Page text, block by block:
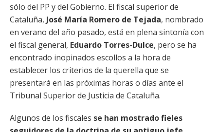
sólo del PP y del Gobierno. El fiscal superior de
Cataluña, José María Romero de Tejada, nombrado
en verano del año pasado, está en plena sintonía con
el fiscal general, Eduardo Torres-Dulce, pero se ha
encontrado inopinados escollos a la hora de
establecer los criterios de la querella que se
presentará en las próximas horas o días ante el
Tribunal Superior de Justicia de Cataluña.
Algunos de los fiscales se han mostrado fieles